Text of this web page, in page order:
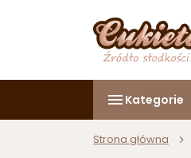
Kategorie
Strona główna